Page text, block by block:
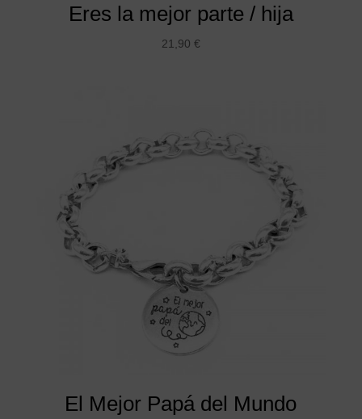
Eres la mejor parte / hija
21,90 €
El Mejor Papá del Mundo